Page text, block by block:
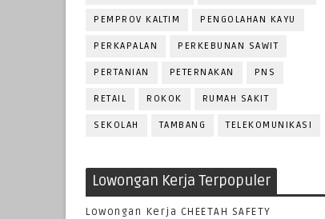
PEMPROV KALTIM PENGOLAHAN KAYU
PERKAPALAN PERKEBUNAN SAWIT
PERTANIAN PETERNAKAN PNS
RETAIL ROKOK RUMAH SAKIT
SEKOLAH TAMBANG TELEKOMUNIKASI
Lowongan Kerja Terpopuler
Lowongan Kerja CHEETAH SAFETY